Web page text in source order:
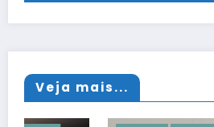
Veja mais...